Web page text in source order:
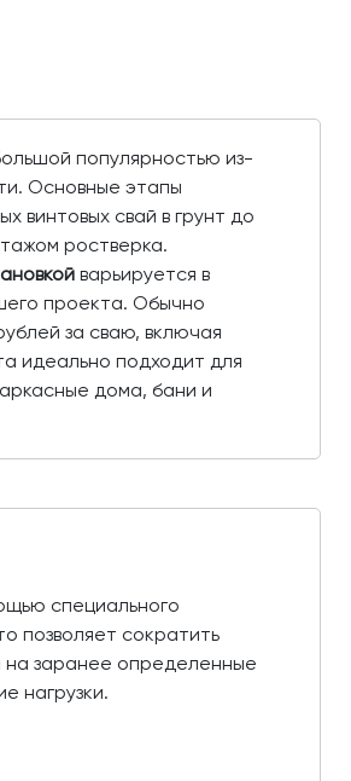
популярностью из-
Основные этапы
винтовых свай в грунт до
ростверка.
варьируется в
проекта. Обычно
за сваю, включая
идеально подходит для
дома, бани и
специального
позволяет сократить
на заранее определенные
нагрузки.